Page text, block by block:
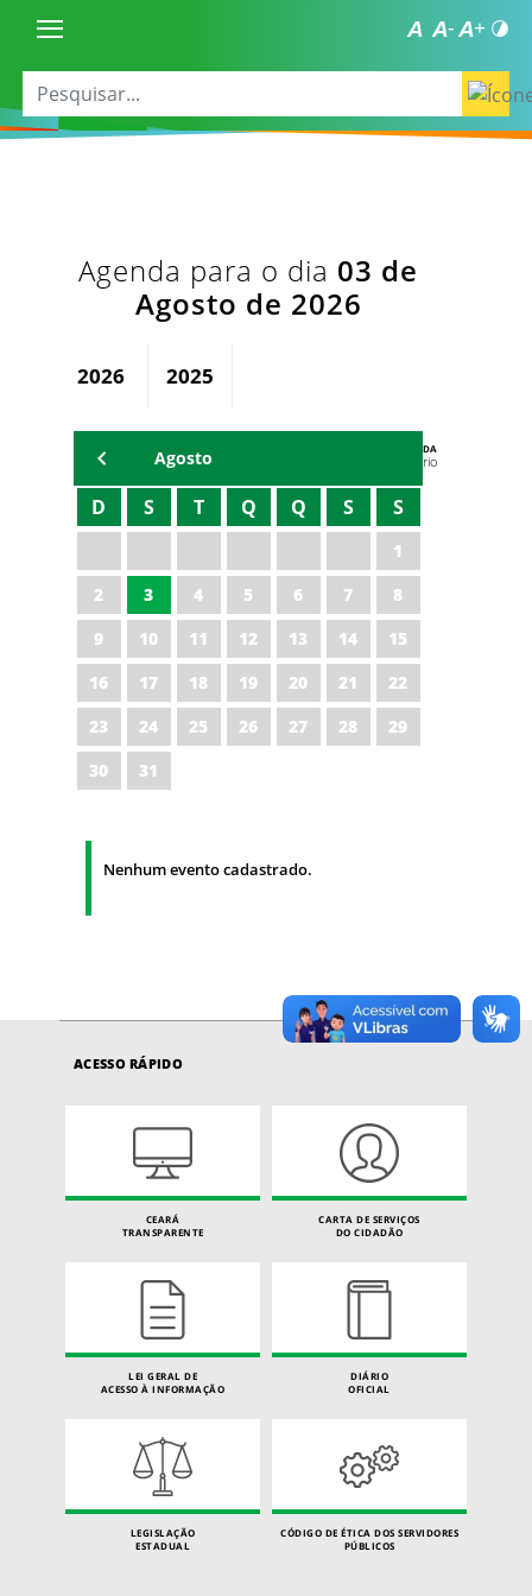
Agenda para o dia 03 de
Agosto de 2026
2026 2025
AGENDA
Secretário
Agosto
D S T Q Q S S
1
2
3 4 5 6 7
8
9
10 11 12 13 14
15
16
17 18 19 20 21
22
23
24 25 26 27 28
29
30
31
Nenhum evento cadastrado.
ACESSO RÁPIDO
CEARÁ
TRANSPARENTE
CARTA DE SERVIÇOS
DO CIDADÃO
LEI GERAL DE
ACESSO À INFORMAÇÃO
DIÁRIO
OFICIAL
LEGISLAÇÃO
ESTADUAL
CÓDIGO DE ÉTICA DOS SERVIDORES
PÚBLICOS